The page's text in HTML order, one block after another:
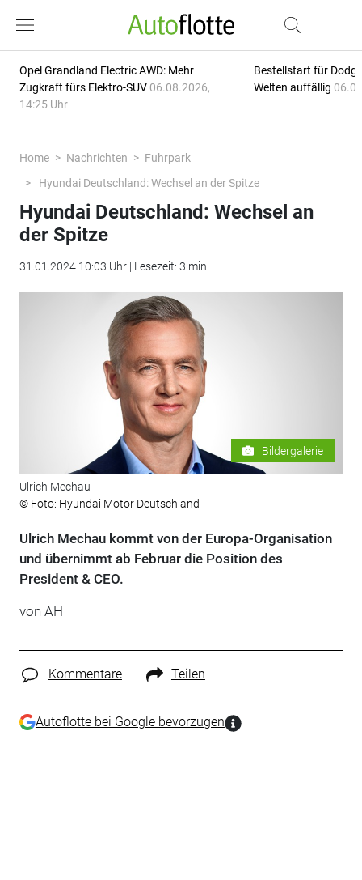
Opel Grandland Electric AWD: Mehr
Zugkraft fürs Elektro-SUV 06.08.2026,
14:25 Uhr
Bestellstart für
Welten auffällig
Home Nachrichten
Fuhrpark
Hyundai Deutschland: Wechsel an der Spitze
Hyundai Deutschland: Wechsel an
der Spitze
31.01.2024 10:03 Uhr | Lesezeit: 3 min
Bildergalerie
Ulrich Mechau
© Foto: Hyundai Motor Deutschland
Ulrich Mechau kommt von der Europa-Organisation
und übernimmt ab Februar die Position des
President & CEO.
von AH
Kommentare Teilen
Autoflotte bei Google bevorzugen